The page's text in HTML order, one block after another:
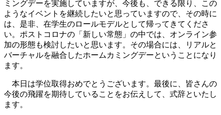
ミングデーを実施していますが、今後も、できる限り、この
ようなイベントを継続したいと思っていますので、その時に
は、是非、在学生のロールモデルとして帰ってきてくださ
い。ポストコロナの「新しい常態」の中では、オンライン参
加の形態も検討したいと思います。その場合には、リアルと
バーチャルを融合したホームカミングデーということになり
ます。
本日は学位取得おめでとうございます。最後に、皆さんの
今後の飛躍を期待していることをお伝えして、式辞といたし
ます。